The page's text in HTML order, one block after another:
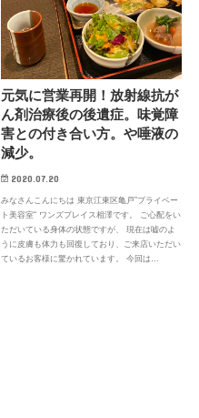
元気に営業再開！放射線抗が
ん剤治療後の後遺症。味覚障
害との付き合い方。や唾液の
減少。
2020.07.20
みなさんこんにちは 東京江東区亀戸”プライベー
ト美容室“ ワンズプレイス相澤です。 ご心配をい
ただいている身体の状態ですが、 現在は嘘のよ
うに皮膚も体力も回復しており、ご来店いただい
ているお客様に驚かれています。 今回は…